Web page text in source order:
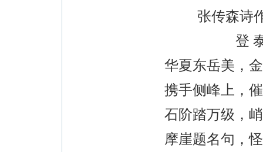
张传森诗
登
华夏东岳美，
携手侧峰上，
石阶踏万级 ，
摩崖题名句，